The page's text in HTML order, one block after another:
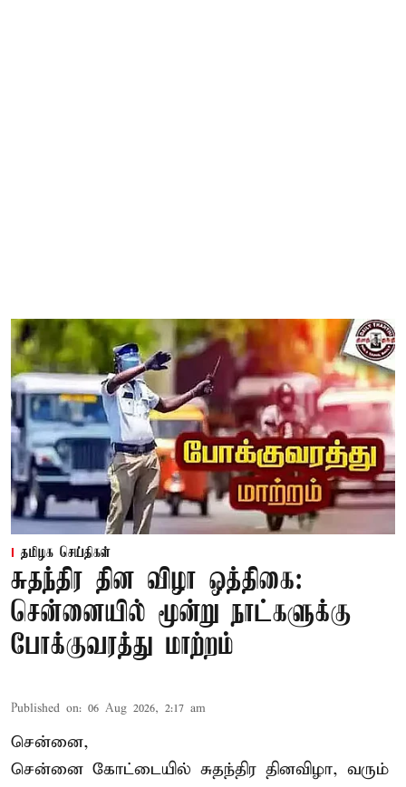
தமிழக செய்திகள்
சுதந்திர தின விழா ஒத்திகை:
சென்னையில் மூன்று நாட்களுக்கு
போக்குவரத்து மாற்றம்
Published on: 06 Aug 2026, 2:17 am
சென்னை,
சென்னை கோட்டையில் சுதந்திர தினவிழா, வரும்